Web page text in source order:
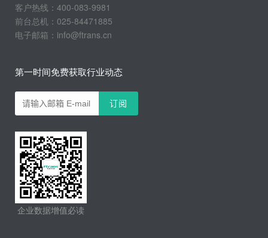
客户热线：400-083-9981
前台总机：025-84471885
电子邮箱：info@ftrans.cn
第一时间免费获取行业动态
企业数据增值必读